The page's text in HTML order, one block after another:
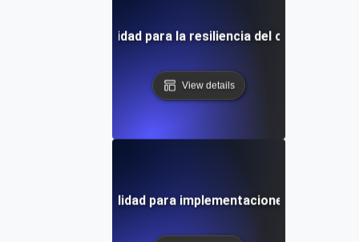
de disponibilidad para la resiliencia del clúster de
View details
de disponibilidad para implementaciones en